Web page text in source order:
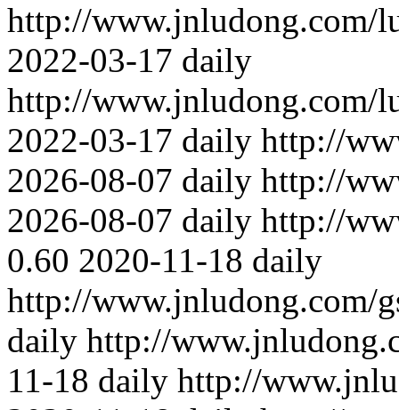
http://www.jnludong.com/
2022-03-17 daily
http://www.jnludong.com/
2022-03-17 daily http://
2026-08-07 daily http://
2026-08-07 daily http://
0.60 2020-11-18 daily
http://www.jnludong.com/
daily http://
11-18 daily http://